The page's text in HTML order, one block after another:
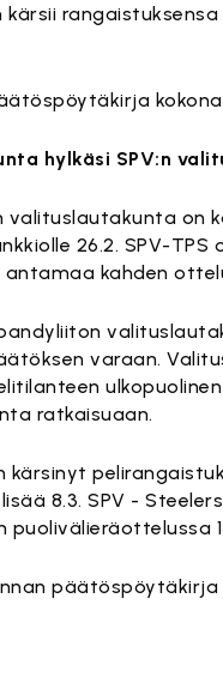
kärsii
hylkäsi SPV:n
valituslautakunta on
26.2. SPV-
kahden
varaan.
ratkaisuaan.
kärsinyt
8.3. SPV -
puolivälieräottelussa